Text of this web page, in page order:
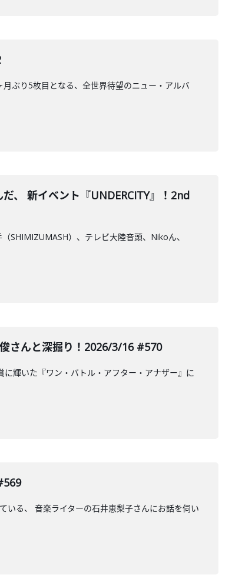
ぶり5枚目となる、全世界待望のニュー・アルバ
、 新イベント『UNDERCITY』！2nd
SHIMIZUMASH）、テレビ大陸音頭、Nikoん、
さんと深掘り！2026/3/16 #570
輝いた『ワン・バトル・アフター・アナザー』に
いる、 音楽ライターの石井恵梨子さんにお話を伺い